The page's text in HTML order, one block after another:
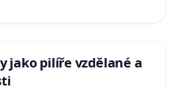
jako pilíře vzdělané a